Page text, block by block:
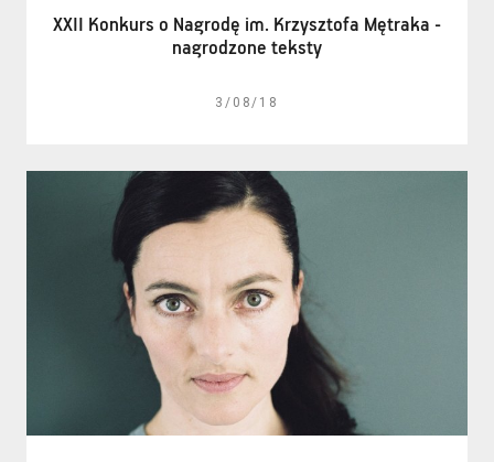
XXII Konkurs o Nagrodę im. Krzysztofa Mętraka -
nagrodzone teksty
3/08/18